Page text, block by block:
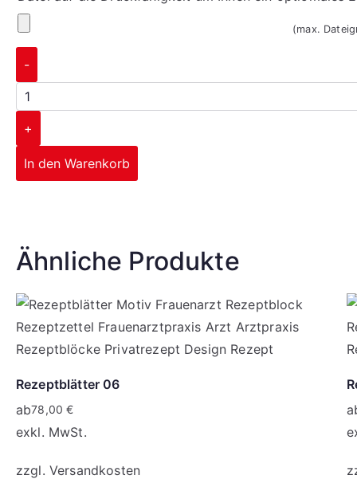
(max.
-
+
In den Warenkorb
Ähnliche Produkte
Rezeptblätter 06
ab78,00€
exkl. MwSt.
zzgl. Versandkosten